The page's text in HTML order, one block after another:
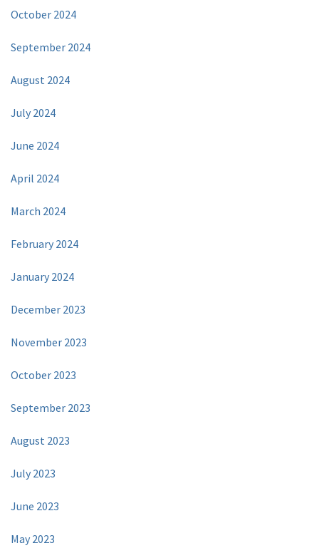
October 2024
September 2024
August 2024
July 2024
June 2024
April 2024
March 2024
February 2024
January 2024
December 2023
November 2023
October 2023
September 2023
August 2023
July 2023
June 2023
May 2023